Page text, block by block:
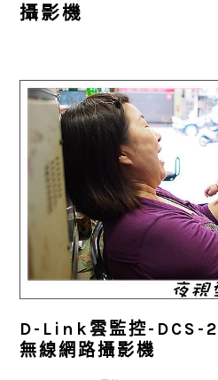
攝影機
D-Link雲監控-DCS-
無線網路攝影機